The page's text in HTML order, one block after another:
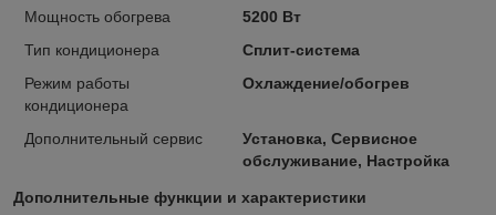
Мощность обогрева
5200 Вт
Тип кондиционера
Сплит-система
Режим работы
кондиционера
Охлаждение/обогрев
Дополнительный сервис
Установка, Сервисное
обслуживание, Настройка
Дополнительные функции и характеристики